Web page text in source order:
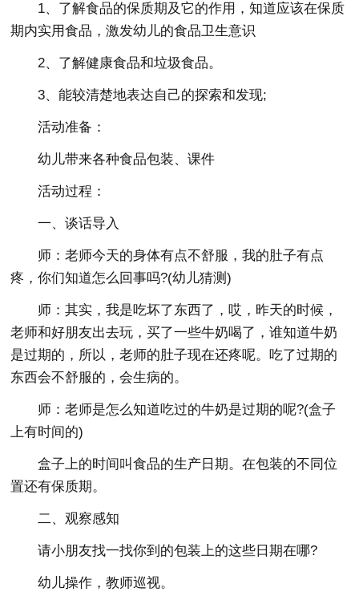
1、了解食品的保质期及它的作用，知道应该在保质
期内实用食品，激发幼儿的食品卫生意识
2、了解健康食品和垃圾食品。
3、能较清楚地表达自己的探索和发现;
活动准备：
幼儿带来各种食品包装、课件
活动过程：
一、谈话导入
师：老师今天的身体有点不舒服，我的肚子有点
疼，你们知道怎么回事吗?(幼儿猜测)
师：其实，我是吃坏了东西了，哎，昨天的时候，
老师和好朋友出去玩，买了一些牛奶喝了，谁知道牛奶
是过期的，所以，老师的肚子现在还疼呢。吃了过期的
东西会不舒服的，会生病的。
师：老师是怎么知道吃过的牛奶是过期的呢?(盒子
上有时间的)
盒子上的时间叫食品的生产日期。在包装的不同位
置还有保质期。
二、观察感知
请小朋友找一找你到的包装上的这些日期在哪?
幼儿操作，教师巡视。